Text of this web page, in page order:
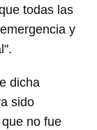
todas las
y
dicha
sido
no fue